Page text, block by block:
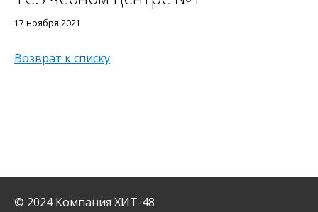
17 ноября 2021
Возврат к списку
© 2024 Компания ХИТ-48